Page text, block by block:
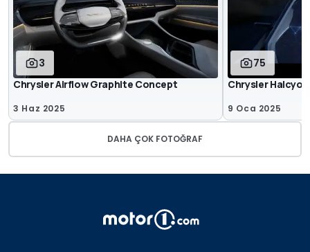
3
Chrysler Airflow Graphite Concept
3 Haz 2025
75
Chrysler
9 Oca 2025
DAHA ÇOK FOTOĞRAF